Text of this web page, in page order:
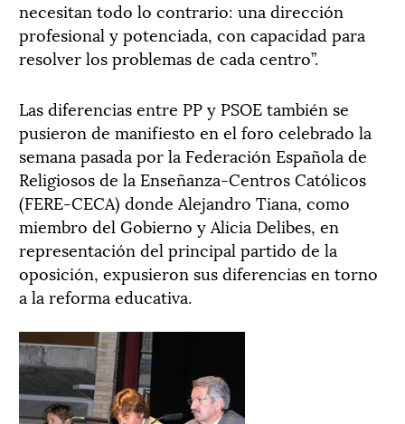
necesitan todo lo contrario: una dirección
profesional y potenciada, con capacidad para
resolver los problemas de cada centro”.
Las diferencias entre PP y PSOE también se
pusieron de manifiesto en el foro celebrado la
semana pasada por la Federación Española de
Religiosos de la Enseñanza-Centros Católicos
(FERE-CECA) donde Alejandro Tiana, como
miembro del Gobierno y Alicia Delibes, en
representación del principal partido de la
oposición, expusieron sus diferencias en torno
a la reforma educativa.